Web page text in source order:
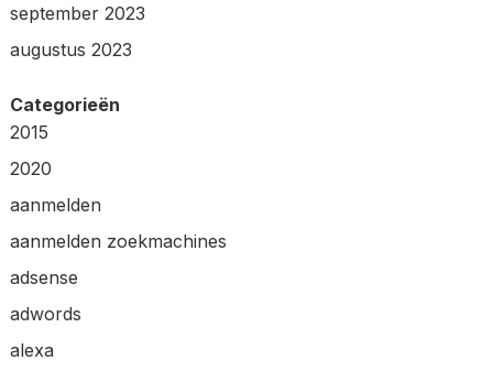
september 2023
augustus 2023
Categorieën
2015
2020
aanmelden
aanmelden zoekmachines
adsense
adwords
alexa